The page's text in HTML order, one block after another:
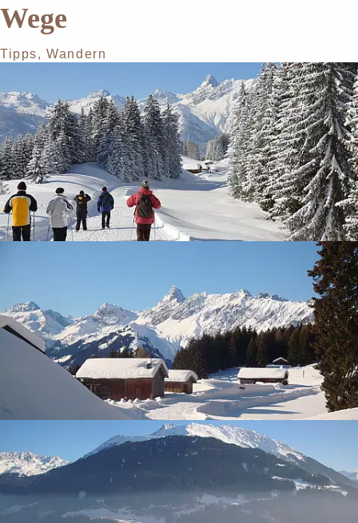
Wege
Tipps,Wandern